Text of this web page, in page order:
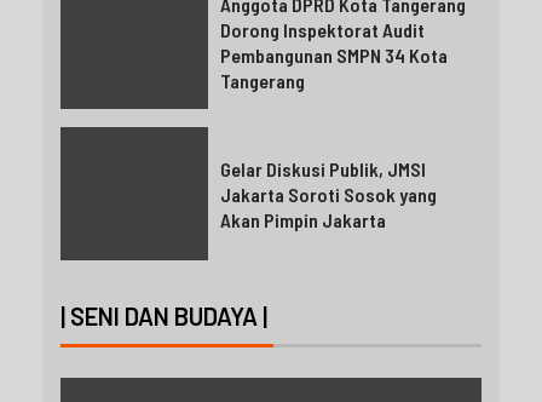
Dorong Inspektorat Audit
Pembangunan SMPN 34 Kota
Tangerang
Gelar Diskusi Publik, JMSI
Jakarta Soroti Sosok yang
Akan Pimpin Jakarta
| SENI DAN BUDAYA |